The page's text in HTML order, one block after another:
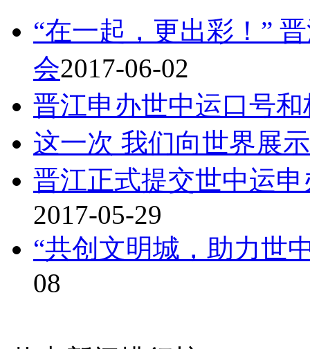
“在一起，更出彩！”
会2017-06-02
晋江申办世中运口号
这一次 我们向世界展
晋江正式提交世中运
2017-05-29
“共创文明城，助力世
08